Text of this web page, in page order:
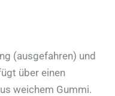
(ausgefahren) und
über einen
weichem Gummi.